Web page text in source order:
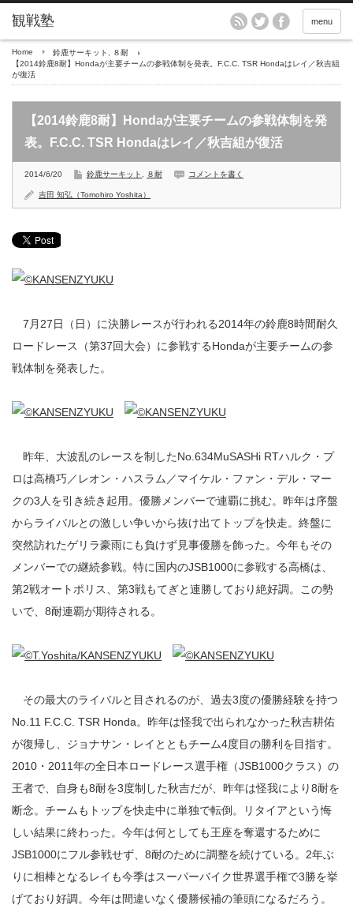
menu
Home 鈴鹿サーキット
８耐
【2014鈴鹿8耐】Hondaが主要チームの参戦体制を発表。F.C.C. TSR Hondaはレイ／秋吉組
が復活
【2014鈴鹿8耐】Hondaが主要チームの参戦体制を発
表。F.C.C. TSR Hondaはレイ／秋吉組が復活
2014/6/20 鈴鹿サーキット ８耐 コメントを書く
吉田 知弘（Tomohiro Yoshita）
7月27日（日）に決勝レースが行われる2014年の鈴鹿8時間耐久
ロードレース（第37回大会）に参戦するHondaが主要チームの参
戦体制を発表した。
昨年、大波乱のレースを制したNo.634MuSASHi RTハルク・プ
ロは高橋巧／レオン・ハスラム／マイケル・ファン・デル・マー
クの3人を引き続き起用。優勝メンバーで連覇に挑む。昨年は序盤
からライバルとの激しい争いから抜け出てトップを快走。終盤に
突然訪れたゲリラ豪雨にも負けず見事優勝を飾った。今年もその
メンバーでの継続参戦。特に国内のJSB1000に参戦する高橋は、
第2戦オートポリス、第3戦もてぎと連勝しており絶好調。この勢
いで、8耐連覇が期待される。
その最大のライバルと目されるのが、過去3度の優勝経験を持つ
No.11 F.C.C. TSR Honda。昨年は怪我で出られなかった秋吉耕佑
が復帰し、ジョナサン・レイとともチーム4度目の勝利を目指す。
2010・2011年の全日本ロードレース選手権（JSB1000クラス）の
王者で、自身も8耐を3度制した秋吉だが、昨年は怪我により8耐を
断念。チームもトップを快走中に単独で転倒。リタイアという悔
しい結果に終わった。今年は何としても王座を奪還するために
JSB1000にフル参戦せず、8耐のために調整を続けている。2年ぶ
りに相棒となるレイも今季はスーパーバイク世界選手権で3勝を挙
げており好調。今年は間違いなく優勝候補の筆頭になるだろう。